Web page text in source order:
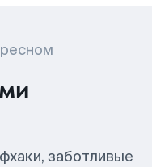
заботливые